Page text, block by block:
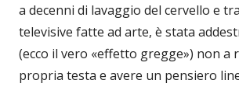
a decenni di lavaggio del cervello e
televisive fatte ad arte, è stata
(ecco il vero «effetto gregge») non a
propria testa e avere un pensiero